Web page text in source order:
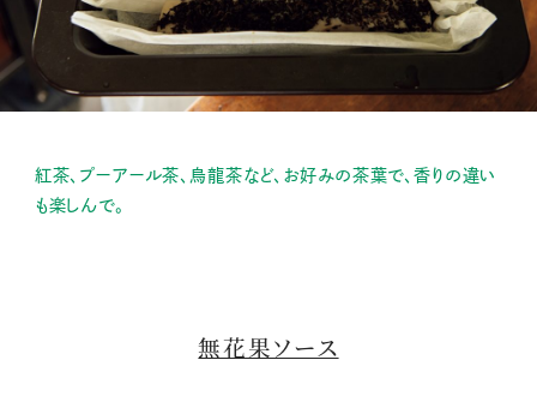
紅茶、プーアール茶、烏龍茶など、お好みの茶葉で、香りの違い
も楽しんで。
無花果ソース